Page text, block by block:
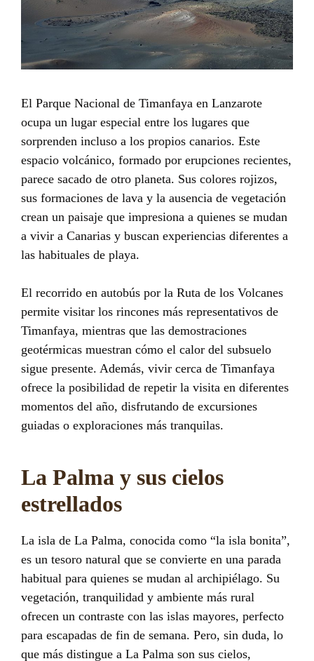
El Parque Nacional de Timanfaya en Lanzarote
ocupa un lugar especial entre los lugares que
sorprenden incluso a los propios canarios. Este
espacio volcánico, formado por erupciones recientes,
parece sacado de otro planeta. Sus colores rojizos,
sus formaciones de lava y la ausencia de vegetación
crean un paisaje que impresiona a quienes se mudan
a vivir a Canarias y buscan experiencias diferentes a
las habituales de playa.
El recorrido en autobús por la Ruta de los Volcanes
permite visitar los rincones más representativos de
Timanfaya, mientras que las demostraciones
geotérmicas muestran cómo el calor del subsuelo
sigue presente. Además, vivir cerca de Timanfaya
ofrece la posibilidad de repetir la visita en diferentes
momentos del año, disfrutando de excursiones
guiadas o exploraciones más tranquilas.
La Palma y sus cielos
estrellados
La isla de La Palma, conocida como “la isla bonita”,
es un tesoro natural que se convierte en una parada
habitual para quienes se mudan al archipiélago. Su
vegetación, tranquilidad y ambiente más rural
ofrecen un contraste con las islas mayores, perfecto
para escapadas de fin de semana. Pero, sin duda, lo
que más distingue a La Palma son sus cielos,